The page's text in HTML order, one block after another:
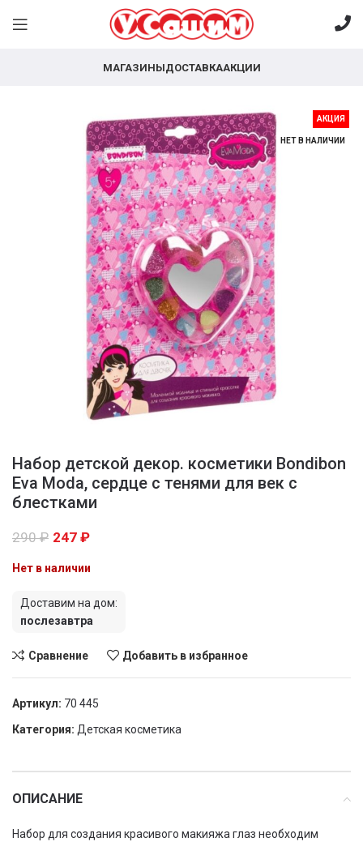
МАГАЗИНЫДОСТАВКААКЦИИ
АКЦИЯ
НЕТ В НАЛИЧИИ
Набор детской декор. косметики Bondibon
Eva Moda, сердце с тенями для век с
блестками
290₽ 247 ₽
Нет в наличии
Доставим на дом:
послезавтра
Сравнение Добавить в избранное
Артикул: 70 445
Категория: Детская косметика
ОПИСАНИЕ
Набор для создания красивого макияжа глаз необходим